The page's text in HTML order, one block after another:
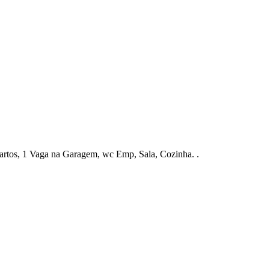
1 Vaga na Garagem, wc Emp, Sala, Cozinha. .